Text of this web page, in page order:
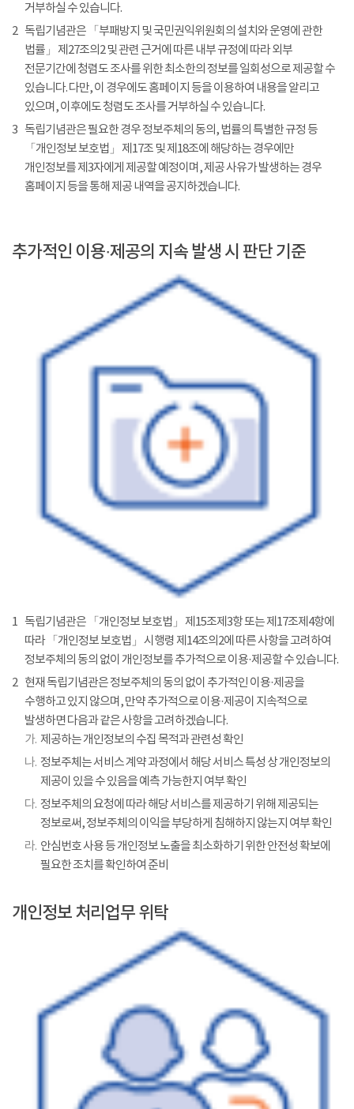
거부하실 수 있습니다.
2 독립기념관은 「부패방지 및 국민권익위원회의 설치와 운영에 관한
법률」 제27조의2 및 관련 근거에 따른 내부 규정에 따라 외부
전문기간에 청렴도 조사를 위한 최소한의 정보를 일회성으로 제공할 수
있습니다. 다만, 이 경우에도 홈페이지 등을 이용하여 내용을 알리고
있으며, 이후에도 청렴도 조사를 거부하실 수 있습니다.
3 독립기념관은 필요한 경우 정보주체의 동의, 법률의 특별한 규정 등
「개인정보 보호법」 제17조 및 제18조에 해당하는 경우에만
개인정보를 제3자에게 제공할 예정이며, 제공 사유가 발생하는 경우
홈페이지 등을 통해 제공 내역을 공지하겠습니다.
추가적인 이용·제공의 지속 발생 시 판단 기준
1 독립기념관은 「개인정보 보호법」 제15조제3항 또는 제17조제4항에
따라 「개인정보 보호법」 시행령 제14조의2에 따른 사항을 고려하여
정보주체의 동의 없이 개인정보를 추가적으로 이용·제공할 수 있습니다.
2 현재 독립기념관은 정보주체의 동의 없이 추가적인 이용·제공을
수행하고 있지 않으며, 만약 추가적으로 이용·제공이 지속적으로
발생하면 다음과 같은 사항을 고려하겠습니다.
가. 제공하는 개인정보의 수집 목적과 관련성 확인
나. 정보주체는 서비스 계약 과정에서 해당 서비스 특성 상 개인정보의
제공이 있을 수 있음을 예측 가능한지 여부 확인
다. 정보주체의 요청에 따라 해당 서비스를 제공하기 위해 제공되는
정보로써, 정보주체의 이익을 부당하게 침해하지 않는지 여부 확인
라. 안심번호 사용 등 개인정보 노출을 최소화하기 위한 안전성 확보에
필요한 조치를 확인하여 준비
개인정보 처리업무 위탁